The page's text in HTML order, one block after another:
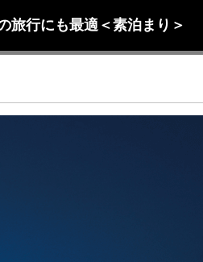
旅行にも最適＜素泊まり＞